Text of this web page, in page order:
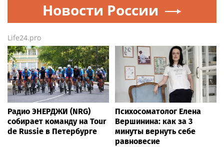
Новости России
Life24.pro
Радио ЭНЕРДЖИ (NRG)
собирает команду на Tour
de Russie в Петербурге
Психосоматолог Елена
Вершинина: как за 3
минуты вернуть себе
равновесие